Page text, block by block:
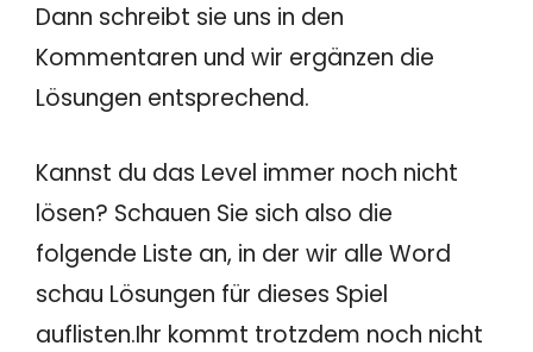
Dann schreibt sie uns in den
Kommentaren und wir ergänzen die
Lösungen entsprechend.
Kannst du das Level immer noch nicht
lösen? Schauen Sie sich also die
folgende Liste an, in der wir alle Word
schau Lösungen für dieses Spiel
auflisten.Ihr kommt trotzdem noch nicht